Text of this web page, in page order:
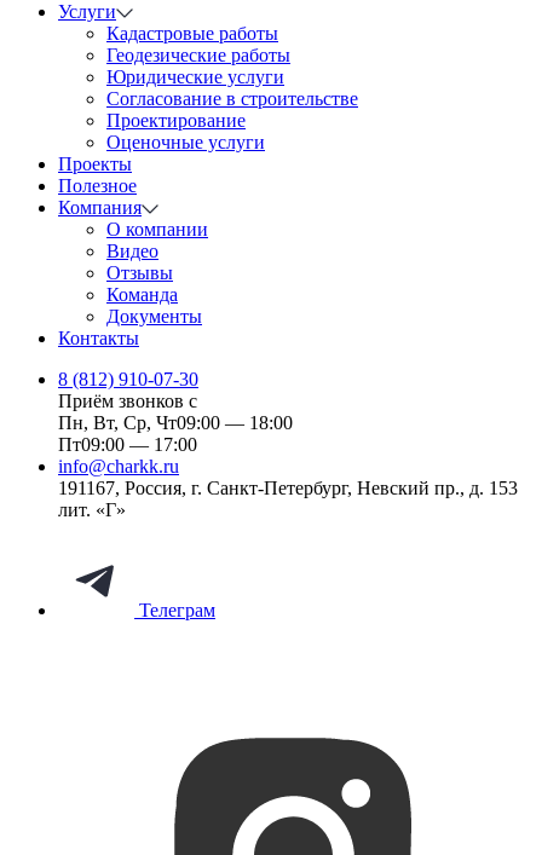
Услуги
Кадастровые работы
Геодезические работы
Юридические услуги
Согласование в строительстве
Проектирование
Оценочные услуги
Проекты
Полезное
Компания
О компании
Видео
Отзывы
Команда
Документы
Контакты
8 (812) 910-07-30
Приём звонков с
Пн, Вт, Ср, Чт09:00 — 18:00
Пт09:00 — 17:00
info@charkk.ru
191167, Россия, г. Санкт-Петербург, Невский пр., д. 153
лит. «Г»
Телеграм